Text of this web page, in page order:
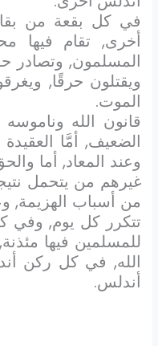
في كل بقعة من
أخرى, تقام فيها
المسلمون, وتصادر
ويقتلون حرقًا,
الموت.
قانون الله
الضعيف, أمَّا
وعند المعاد, أما
غيرهم من يتحمل
من أسباب الهزيمة,
تتكرر كل يوم, وفي
للمسلمين فيها
الله, في كل ركن
أندلس.